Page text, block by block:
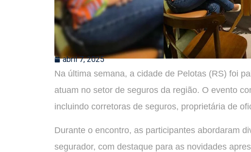
abril 7, 2025
Na última semana, a cidade de Pelotas (RS) foi
atuam no setor de seguros da região. O evento
incluindo corretoras de seguros, proprietária de
Durante o encontro, as participantes abordaram
segurador, com destaque para as novidades